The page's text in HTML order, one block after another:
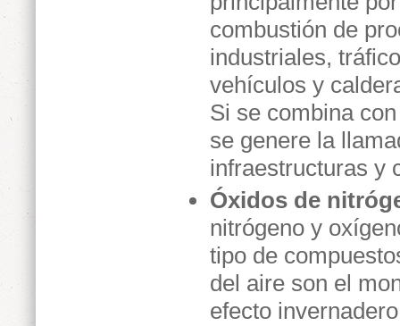
combustión de
industriales,
vehículos y
Si se combina
se genere la
infraestructuras y
Óxidos de
nitrógeno y
tipo de
del aire son el
efecto